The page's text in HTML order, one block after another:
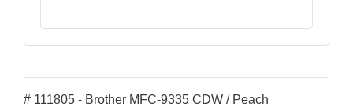
# 111805 - Brother MFC-9335 CDW / Peach